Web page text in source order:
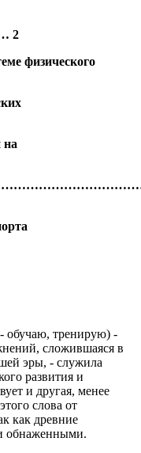
2
физического
на
обучаю, тренирую) -
сложившаяся в
эры, - служила
развития и
и другая, менее
слова от
как древние
обнаженными.